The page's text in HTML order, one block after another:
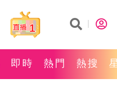
1
即時 熱門 熱搜